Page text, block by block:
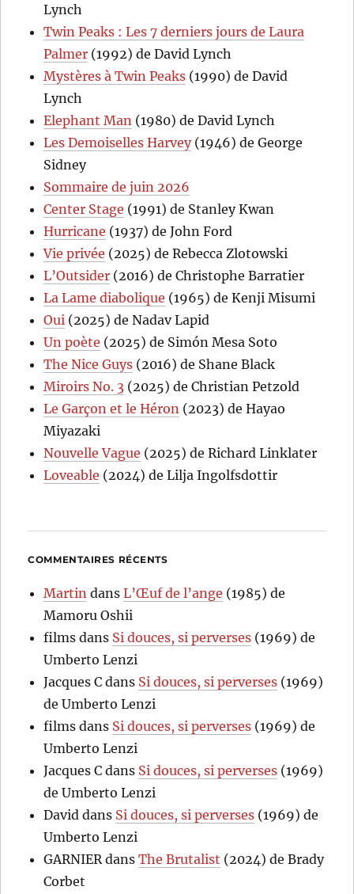
Lynch
Twin Peaks : Les 7 derniers jours de Laura
Palmer (1992) de David Lynch
Mystères à Twin Peaks (1990) de David
Lynch
Elephant Man (1980) de David Lynch
Les Demoiselles Harvey(1946) de George
Sidney
Sommaire de juin 2026
Center Stage (1991) de Stanley Kwan
Hurricane (1937) de John Ford
Vie privée (2025) de Rebecca Zlotowski
L’Outsider (2016) de Christophe Barratier
La Lame diabolique (1965) de Kenji Misumi
Oui (2025) de Nadav Lapid
Un poète (2025) de Simón Mesa Soto
The Nice Guys (2016) de Shane Black
Miroirs No. 3 (2025) de Christian Petzold
Le Garçon et le Héron (2023) de Hayao
Miyazaki
Nouvelle Vague (2025) de Richard Linklater
Loveable (2024) de Lilja Ingolfsdottir
COMMENTAIRES RÉCENTS
Martin dansL’Œuf de l’ange (1985) de
Mamoru Oshii
films dans Si douces, si perverses (1969) de
Umberto Lenzi
Jacques C dans Si douces, si perverses (1969)
de Umberto Lenzi
films dans Si douces, si perverses (1969) de
Umberto Lenzi
Jacques C dans Si douces, si perverses (1969)
de Umberto Lenzi
David dans Si douces, si perverses (1969) de
Umberto Lenzi
GARNIER dansThe Brutalist (2024) de Brady
Corbet